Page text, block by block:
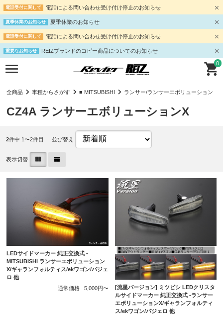
電話受付に関して 電話による問い合わせ受け付け停止のお知らせ
夏季休業のお知らせ 夏季休業のお知らせ
電話受付に関して 電話による問い合わせ受け付け停止のお知らせ
重要なお知らせ REIZブランドのコピー商品についてのお知らせ
0
全商品 車種からさがす ■ MITSUBISHI ランサー/ランサーエボリューション
CZ4A ランサーエボリューションX
2件中 1〜2件目 並び替え
表示切替
LEDサイドマーカー 純正交換式 -
MITSUBISHI ランサーエボリューション
X/ギャランフォルティス/ekワゴン/パジェ
ロ 他
通常価格
5,000円〜
[流星バージョン] ミツビシ LEDクリスタ
ルサイドマーカー 純正交換式 -ランサー
エボリューションX/ギャランフォルティ
ス/ekワゴン/パジェロ 他